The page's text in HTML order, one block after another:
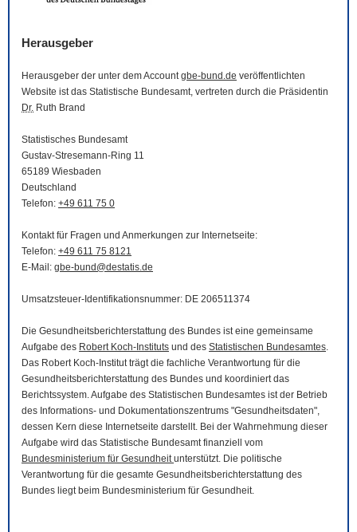
Herausgeber
Herausgeber der unter dem Accountgbe-bund.de veröffentlichten
Website ist das Statistische Bundesamt, vertreten durch die Präsidentin
Dr. Ruth Brand
Statistisches Bundesamt
Gustav-Stresemann-Ring 11
65189 Wiesbaden
Deutschland
Telefon: +49 611 75 0
Kontakt für Fragen und Anmerkungen zur Internetseite:
Telefon: +49 611 75 8121
E-Mail : gbe-bund@destatis.de
Umsatzsteuer-Identifikationsnummer: DE 206511374
Die Gesundheitsberichterstattung des Bundes ist eine gemeinsame
Aufgabe des Robert Koch-Instituts und des Statistischen Bundesamtes.
Das Robert Koch-Institut trägt die fachliche Verantwortung für die
Gesundheitsberichterstattung des Bundes und koordiniert das
Berichtssystem. Aufgabe des Statistischen Bundesamtes ist der Betrieb
des Informations- und Dokumentationszentrums "Gesundheitsdaten",
dessen Kern diese Internetseite darstellt. Bei der Wahrnehmung dieser
Aufgabe wird das Statistische Bundesamt finanziell vom
Bundesministerium für Gesundheitunterstützt. Die politische
Verantwortung für die gesamte Gesundheitsberichterstattung des
Bundes liegt beim Bundesministerium für Gesundheit.